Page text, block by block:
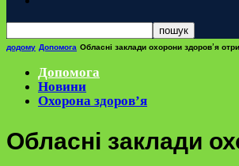
додому Допомога Обласні заклади охорони здоров’я
Допомога
Новини
Охорона здоров’я
Обласні заклади